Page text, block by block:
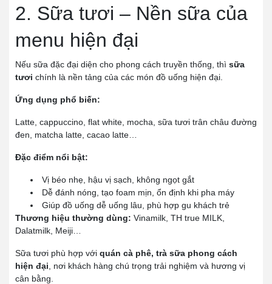
2. Sữa tươi – Nền sữa của
menu hiện đại
Nếu sữa đặc đại diện cho phong cách truyền thống, thì sữa
tươi chính là nền tảng của các món đồ uống hiện đại.
Ứng dụng phổ biến:
Latte, cappuccino, flat white, mocha, sữa tươi trân châu đường
đen, matcha latte, cacao latte…
Đặc điểm nổi bật:
Vị béo nhẹ, hậu vị sạch, không ngọt gắt
Dễ đánh nóng, tạo foam mịn, ổn định khi pha máy
Giúp đồ uống dễ uống lâu, phù hợp gu khách trẻ
Thương hiệu thường dùng: Vinamilk, TH true MILK,
Dalatmilk, Meiji…
Sữa tươi phù hợp với quán cà phê, trà sữa phong cách
hiện đại , nơi khách hàng chú trọng trải nghiệm và hương vị
cân bằng.